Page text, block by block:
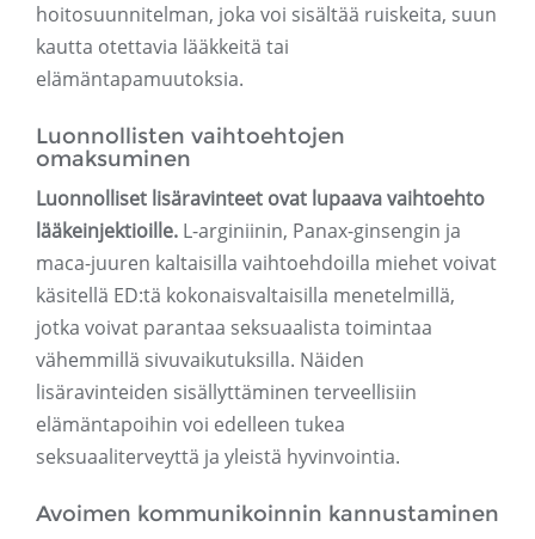
hoitosuunnitelman, joka voi sisältää ruiskeita, suun
kautta otettavia lääkkeitä tai
elämäntapamuutoksia.
Luonnollisten vaihtoehtojen
omaksuminen
Luonnolliset lisäravinteet ovat lupaava vaihtoehto
lääkeinjektioille. L-arginiinin, Panax-ginsengin ja
maca-juuren kaltaisilla vaihtoehdoilla miehet voivat
käsitellä ED:tä kokonaisvaltaisilla menetelmillä,
jotka voivat parantaa seksuaalista toimintaa
vähemmillä sivuvaikutuksilla. Näiden
lisäravinteiden sisällyttäminen terveellisiin
elämäntapoihin voi edelleen tukea
seksuaaliterveyttä ja yleistä hyvinvointia.
Avoimen kommunikoinnin kannustaminen